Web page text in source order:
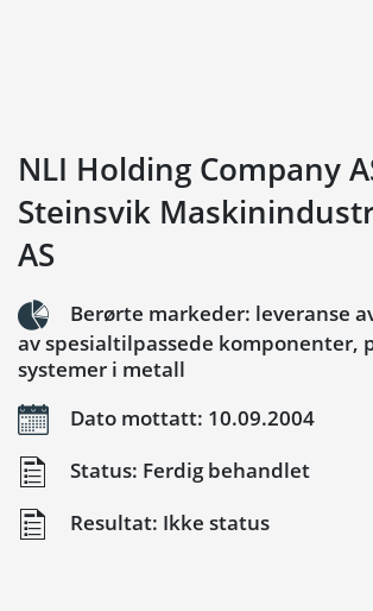
NLI Holding Company
Steinsvik
AS
Berørte markeder: leveranse
av spesialtilpassede komponenter,
systemer i metall
Dato mottatt: 10.09.2004
Status: Ferdig behandlet
Resultat: Ikke status